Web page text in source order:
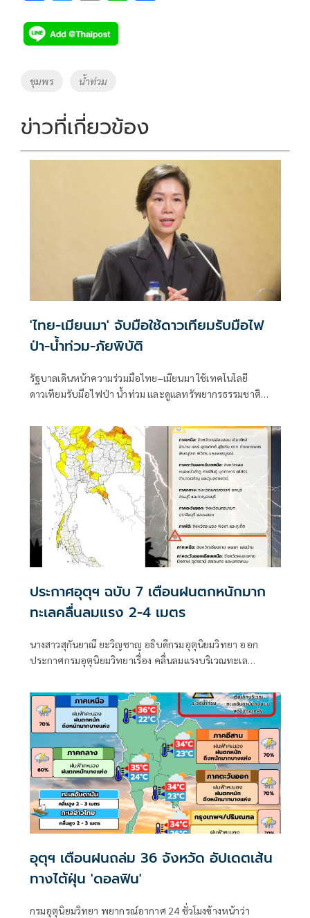
e
b
o
k
tt
er
p
y
Li
k
Tags
ชุมพร น้ำท่วม
ข่าวที่เกี่ยวข้อง
'ไทย-เมียนมา' จับมือใช้ดาวเทียมรับมือไฟ
ป่า-น้ำท่วม-ภัยพิบัติ
รัฐบาลเดินหน้าความร่วมมือไทย–เมียนมา ใช้เทคโนโลยี
ดาวเทียมรับมือไฟป่า น้ำท่วม และดูแลทรัพยากรธรรมชาติ
ประกาศอุตุฯ ฉบับ 7 เตือนฝนตกหนักมาก
ทะเลคลื่นลมแรง 2-4 เมตร
นางสาวสุกันยาณี ยะวิญชาญ อธิบดีกรมอุตุนิยมวิทยา ออก
ประกาศกรมอุตุนิยมวิทยาเรื่อง คลื่นลมแรงบริเวณทะเล
มากบริเวณประเทศไทย
อุตุฯ เตือนฝนถล่ม 36 จังหวัด อัปเดตเส้น
ทางไต้ฝุ่น 'ดอลฟิน'
กรมอุตุนิยมวิทยา พยากรณ์อากาศ 24 ชั่วโมงข้างหน้าว่า